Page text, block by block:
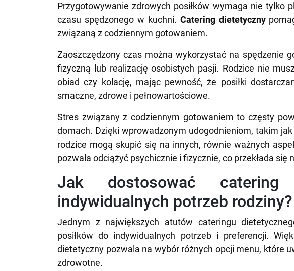
Przygotowywanie zdrowych posiłków wymaga nie tylko
czasu spędzonego w kuchni. Catering dietetyczny
związaną z codziennym gotowaniem.
Zaoszczędzony czas można wykorzystać na spędzenie
fizyczną lub realizację osobistych pasji. Rodzice nie
obiad czy kolację, mając pewność, że posiłki
smaczne, zdrowe i pełnowartościowe.
Stres związany z codziennym gotowaniem to częsty
domach. Dzięki wprowadzonym udogodnieniom, takim
rodzice mogą skupić się na innych, równie ważnych
pozwala odciążyć psychicznie i fizycznie, co przekłada się
Jak dostosować
indywidualnych potrzeb rodziny?
Jednym z największych atutów cateringu
posiłków do indywidualnych potrzeb i preferencji.
dietetyczny pozwala na wybór różnych opcji menu, które
zdrowotne.